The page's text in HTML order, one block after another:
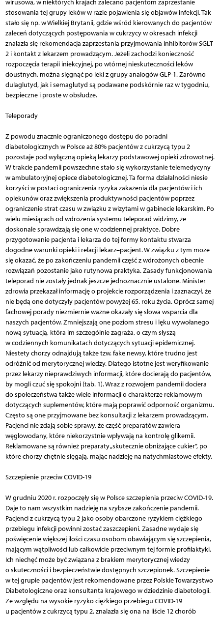
wirusowa, w niektórych krajach zalecano pacjentom zaprzestanie
stosowania tej grupy leków w razie pojawienia się objawów infekcji. Tak
stało się np. w Wielkiej Brytanii, gdzie wśród kierowanych do pacjentów
zaleceń dotyczących postępowania w cukrzycy w okresach infekcji
znalazła się rekomendacja zaprzestania przyjmowania inhibitorów SGLT-
2 i kontakt z lekarzem prowadzącym. Jeżeli zachodzi konieczność
rozpoczęcia terapii iniekcyjnej, po wtórnej nieskuteczności leków
doustnych, można sięgnąć po leki z grupy analogów GLP-1. Zarówno
dulaglutyd, jak i semaglutyd są podawane podskórnie raz w tygodniu,
bezpieczne i proste w obsłudze.
Teleporady
Z powodu znacznie ograniczonego dostępu do poradni
diabetologicznych w Polsce aż 80% pacjentów z cukrzycą typu 2
pozostaje pod wyłączną opieką lekarzy podstawowej opieki zdrowotnej.
W trakcie pandemii powszechne stało się wykorzystanie telemedycyny
w ambulatoryjnej opiece diabetologicznej. Ta forma działalności niesie
korzyści w postaci ograniczenia ryzyka zakażenia dla pacjentów i ich
opiekunów oraz zwiększenia produktywności pacjentów poprzez
ograniczenie strat czasu w związku z wizytami w gabinecie lekarskim. Po
wielu miesiącach od wdrożenia systemu teleporad widzimy, że
doskonale sprawdzają się one w codziennej praktyce. Dobre
przygotowanie pacjenta i lekarza do tej formy kontaktu stwarza
dogodne warunki opieki i relacji lekarz–pacjent. W związku z tym może
się okazać, że po zakończeniu pandemii część z wdrożonych obecnie
rozwiązań pozostanie jako rutynowa praktyka. Zasady funkcjonowania
teleporad nie zostały jednak jeszcze jednoznacznie ustalone. Minister
zdrowia przekazał informację o projekcie rozporządzenia i zaznaczył, że
nie będą one dotyczyły pacjentów powyżej 65. roku życia. Oprócz samej
fachowej porady niezmiernie ważne okazały się słowa wsparcia dla
naszych pacjentów. Zmniejszają one poziom stresu i lęku wywołanego
nową sytuacją, która im szczególnie zagraża, o czym słyszą
w codziennych komunikatach dotyczących sytuacji epidemicznej.
Niestety chorzy odnajdują także tzw. fake newsy, które trudno jest
odróżnić od merytorycznej wiedzy. Dlatego istotne jest weryfikowanie
przez lekarzy nieprawdziwych informacji, które docierają do pacjentów,
by mogli czuć się spokojni (tab. 1). Wraz z rozwojem pandemii dociera
do społeczeństwa także wiele informacji o charakterze reklamowym
dotyczących suplementów, które mają poprawić odporność organizmu.
Często są one przyjmowane bez konsultacji z lekarzem prowadzącym.
Pacjenci nie zdają sobie sprawy, że część preparatów zawiera
węglowodany, które niekorzystnie wpływają na kontrolę glikemii.
Reklamowane są również preparaty „skutecznie obniżające cukier”, po
które chorzy chętnie sięgają, mając nadzieję na natychmiastowe efekty.
Szczepienie przeciw COVID-19
W grudniu 2020 r. rozpoczęły się w Polsce szczepienia przeciw COVID-19.
Daje to nam wszystkim nadzieję na szybsze zakończenie pandemii.
Pacjenci z cukrzycą typu 2 jako osoby obarczone ryzykiem ciężkiego
przebiegu infekcji powinni zostać zaszczepieni. Zasadne wydaje się
poświęcenie większej ilości czasu osobom obawiającym się szczepienia,
mającym wątpliwości lub całkowicie przeciwnym tej formie profilaktyki.
Ich niechęć może być związana z brakiem merytorycznej wiedzy
o skuteczności i bezpieczeństwie dostępnych szczepionek. Szczepienie
w tej grupie pacjentów jest rekomendowane przez Polskie Towarzystwo
Diabetologiczne oraz konsultanta krajowego w dziedzinie diabetologii.
Ze względu na wysokie ryzyko ciężkiego przebiegu COVID-19
u pacjentów z cukrzycą typu 2, znalazła się ona na liście 12 chorób